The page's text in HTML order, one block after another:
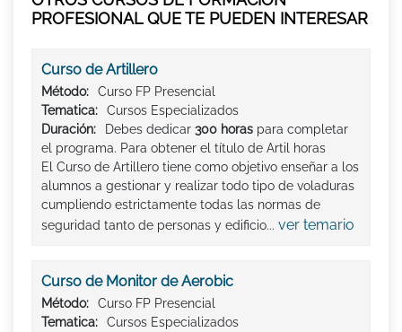
PROFESIONAL QUE TE PUEDEN INTERESAR
Curso de Artillero
Método:
Curso FP Presencial
Tematica:
Cursos Especializados
Duración:
Debes dedicar 300 horas para completar
el programa. Para obtener el título de Artil horas
El Curso de Artillero tiene como objetivo enseñar a los
alumnos a gestionar y realizar todo tipo de voladuras
cumpliendo estrictamente todas las normas de
seguridad tanto de personas y edificio... ver temario
Curso de Monitor de Aerobic
Método:
Curso FP Presencial
Tematica:
Cursos Especializados